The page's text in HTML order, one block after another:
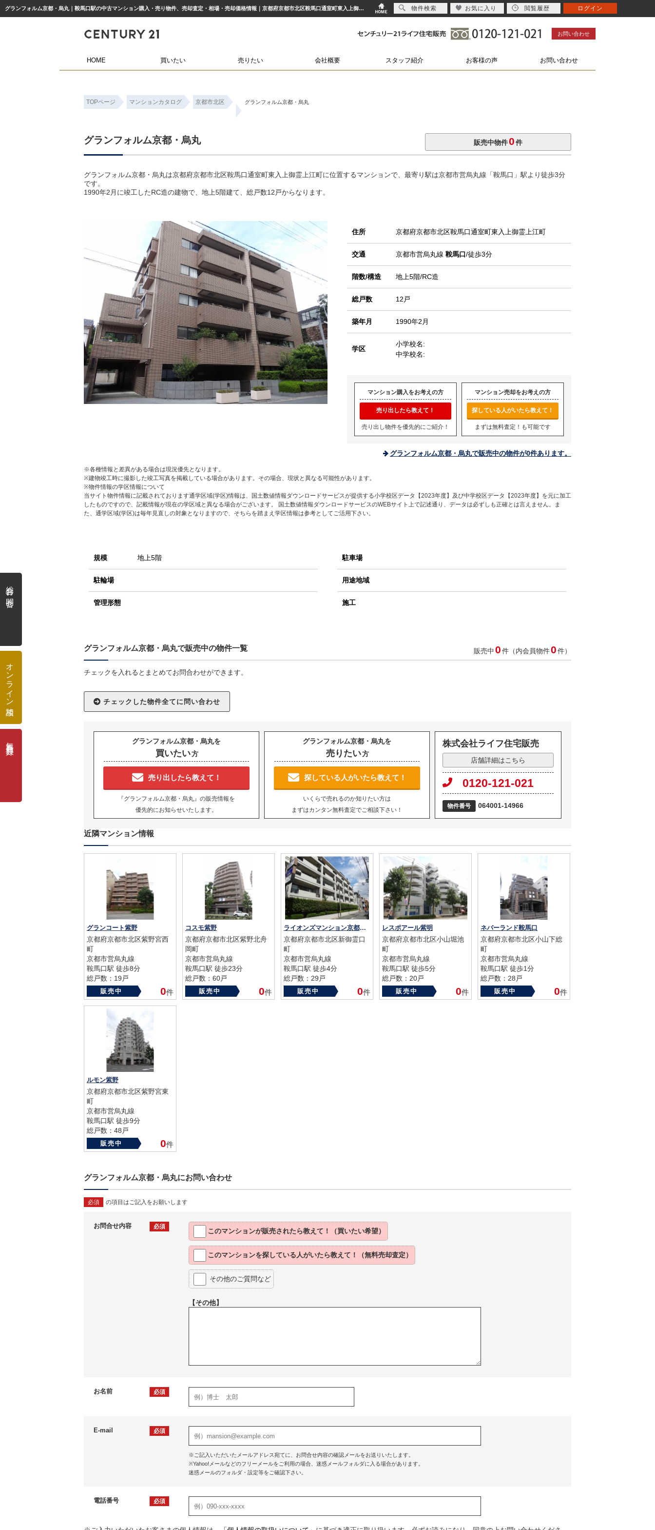
グランフォルム京都・烏丸｜鞍馬口駅の中古マンション購入・売り物件、売却査定・相場・売却価格情報｜京都府京都市北区鞍馬口通室町東入上御霊上江町のマンション情報｜センチュリー21ライフ住宅販売
お問い合わせ
HOME 買いたい 売りたい 会社概要 スタッフ紹介 お客様の声 お問い合わせ
TOPページ マンションカタログ 京都市北区 グランフォルム京都・烏丸
グランフォルム京都・烏丸 販売中物件0件
グランフォルム京都・烏丸は京都府京都市北区鞍馬口通室町東入上御霊上江町に位置するマンションで、最寄り駅は京都市営烏丸線「鞍馬口」駅より徒歩3分
です。
1990年2月に竣工したRC造の建物で、地上5階建て、総戸数12戸からなります。
住所 京都府京都市北区鞍馬口通室町東入上御霊上江町
交通 京都市営烏丸線 鞍馬口/徒歩3分
階数/構造 地上5階/RC造
総戸数 12戸
築年月 1990年2月
学区
小学校名:
中学校名:
マンション購入をお考えの方
売り出したら教えて！
売り出し物件を優先的にご紹介！
マンション売却をお考えの方
探している人がいたら教えて！
まずは無料査定！も可能です
グランフォルム京都・烏丸で販売中の物件が0件あります。
※各種情報と差異がある場合は現況優先となります。
※建物竣工時に撮影した竣工写真を掲載している場合があります。その場合、現状と異なる可能性があります。
※物件情報の学区情報について
当サイト物件情報に記載されております通学区域(学区)情報は、国土数値情報ダウンロードサービスが提供する小学校区データ【2023年度】及び中学校区データ【2023年度】を元に加工
したものですので、記載情報が現在の学区域と異なる場合がございます。 国土数値情報ダウンロードサービスのWEBサイト上で記述通り、データは必ずしも正確とは言えません。ま
た、通学区域(学区)は毎年見直しの対象となりますので、そちらを踏まえ学区情報は参考としてご活用下さい。
規模 地上5階
駐輪場
管理形態
駐車場
用途地域
施工
グランフォルム京都・烏丸で販売中の物件一覧 販売中 0件（内会員物件0件）
チェックを入れるとまとめてお問合わせができます。
グランフォルム京都・烏丸を
買いたい方
売り出したら教えて！
『グランフォルム京都・烏丸』の販売情報を
優先的にお知らせいたします。
グランフォルム京都・烏丸を
売りたい方
探している人がいたら教えて！
いくらで売れるのか知りたい方は
まずはカンタン無料査定でご相談下さい！
株式会社ライフ住宅販売
店舗詳細はこちら
0120-121-021
物件番号 064001-14966
近隣マンション情報
グランコート紫野
京都府京都市北区紫野宮西
町
京都市営烏丸線
鞍馬口駅 徒歩8分
総戸数：19戸
築年数：2000年
販売中 0件
コスモ紫野
京都府京都市北区紫野北舟
岡町
京都市営烏丸線
鞍馬口駅 徒歩23分
総戸数：60戸
築年数：1996年
販売中 0件
ライオンズマンション京都鞍馬口
京都府京都市北区新御霊口
町
京都市営烏丸線
鞍馬口駅 徒歩4分
総戸数：29戸
築年数：1989年
販売中 0件
レスポアール紫明
京都府京都市北区小山堀池
町
京都市営烏丸線
鞍馬口駅 徒歩5分
総戸数：20戸
築年数：1986年
販売中 0件
ネバーランド鞍馬口
京都府京都市北区小山下総
町
京都市営烏丸線
鞍馬口駅 徒歩1分
総戸数：28戸
築年数：2000年
販売中 0件
ルモン紫野
京都府京都市北区紫野宮東
町
京都市営烏丸線
鞍馬口駅 徒歩9分
総戸数：48戸
築年数：1982年
販売中 0件
グランフォルム京都・烏丸にお問い合わせ
必須 の項目はご記入をお願いします
お問合せ内容 必須
このマンションが販売されたら教えて！（買いたい希望）
このマンションを探している人がいたら教えて！（無料売却査定）
その他のご質問など
【その他】
お名前 必須
E-mail 必須
※ご記入いただいたメールアドレス宛てに、お問合せ内容の確認メールをお送りいたします。
※Yahoo!メールなどのフリーメールをご利用の場合、迷惑メールフォルダに入る場合があります。
迷惑メールのフォルダ・設定等をご確認下さい。
電話番号 必須
総合お問合せ
オンライン相談
物件検索 お気に入り 閲覧履歴 ログイン